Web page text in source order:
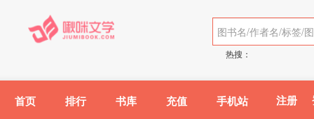
热搜：
首页 排行 书库 充值 手机站 注册